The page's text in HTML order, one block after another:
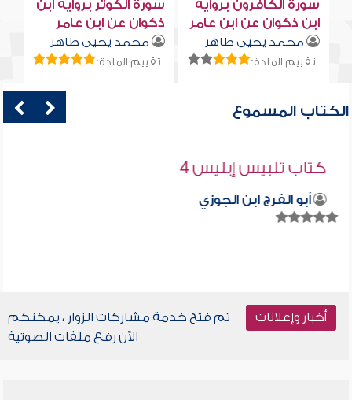
سورة الكافرون برواية
ابن ذكوان عن ابن عامر
محمد يحيى طاهر
تقييم المادة:
سورة الكوثر برواية ابن
ذكوان عن ابن عامر
محمد يحيى طاهر
تقييم المادة:
الكتاب المسموع
كتاب تلبيس إبليس 4
أبو الفرج ابن الجوزي
أخبار وإعلانات
تم فتح خدمة مشاركات الزوار ، يمكنكم
الآن رفع ملفات الصوتية